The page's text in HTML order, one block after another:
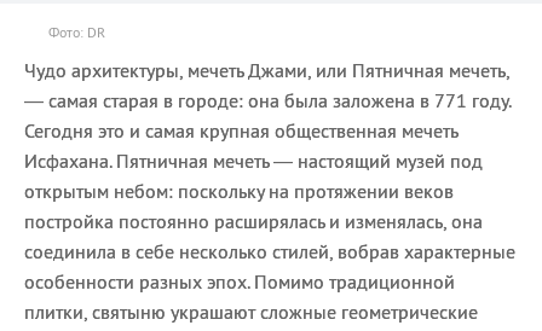
Фото: DR
Чудо архитектуры, мечеть Джами, или Пятничная мечеть,
— самая старая в городе: она была заложена в 771 году.
Сегодня это и самая крупная общественная мечеть
Исфахана. Пятничная мечеть — настоящий музей под
открытым небом: поскольку на протяжении веков
постройка постоянно расширялась и изменялась, она
соединила в себе несколько стилей, вобрав характерные
особенности разных эпох. Помимо традиционной
плитки, святыню украшают сложные геометрические